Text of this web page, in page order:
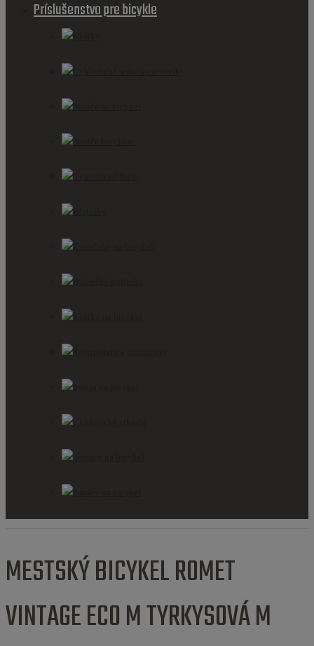
Príslušenstvo pre bicykle
MESTSKÝ BICYKEL ROMET
VINTAGE ECO M TYRKYSOVÁ M